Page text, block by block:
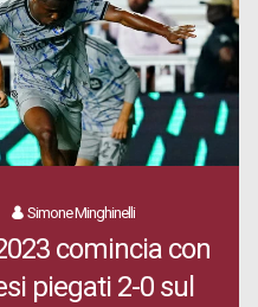
Simone Minghinelli
comincia con
piegati 2-0 sul